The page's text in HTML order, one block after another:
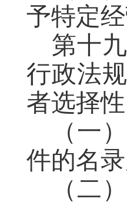
予特定
第十
行政法
者选择
（一
件的名
（二